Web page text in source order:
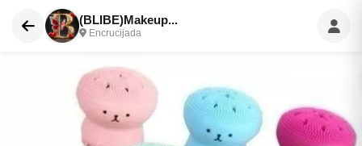
(BLIBE)Makeup...
Encrucijada